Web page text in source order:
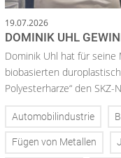
19.07.2026
DOMINIK UHL
Dominik Uhl hat für seine
biobasierten
Polyesterharze“ den SKZ-
Automobilindustrie
Fügen von Metallen